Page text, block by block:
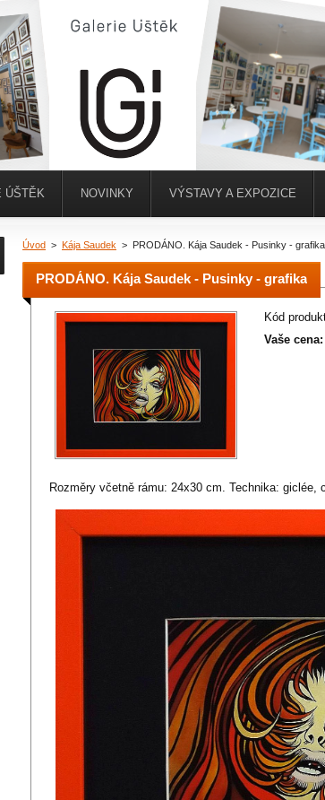
Úvod > Kája Saudek > PRODÁNO. Kája Saudek - Pusinky - grafika
PRODÁNO. Kája Saudek - Pusinky - grafika
Kód
Vaše cena:
Rozměry včetně rámu: 24x30 cm. Technika: giclée,
ÚŠTĚK NOVINKY VÝSTAVY A EXPOZICE